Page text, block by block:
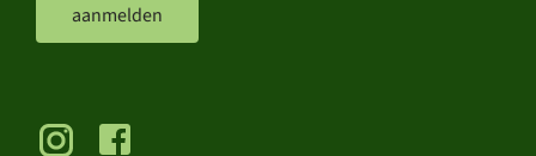
aanmelden